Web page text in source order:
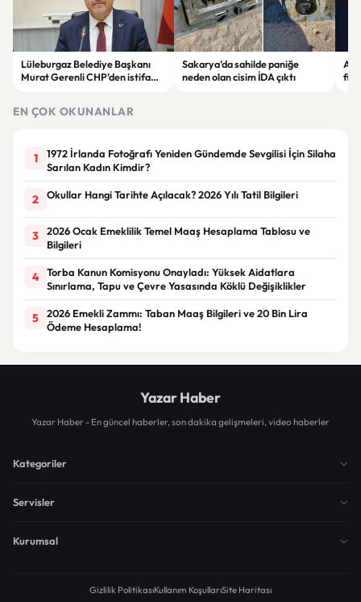
Lüleburgaz Belediye Başkanı
Murat Gerenli CHP’den istifa
Sakarya'da sahilde paniğe
neden olan cisim İDA çıktı
EN ÇOK OKUNANLAR
1
1972 İrlanda Fotoğrafı Yeniden Gündemde Sevgilisi İçin Silaha
Sarılan Kadın Kimdir?
2 Okullar Hangi Tarihte Açılacak? 2026 Yılı Tatil Bilgileri
3
2026 Ocak Emeklilik Temel Maaş Hesaplama Tablosu ve
Bilgileri
4
Torba Kanun Komisyonu Onayladı: Yüksek Aidatlara
Sınırlama, Tapu ve Çevre Yasasında Köklü Değişiklikler
5
2026 Emekli Zammı: Taban Maaş Bilgileri ve 20 Bin Lira
Ödeme Hesaplama!
Yazar Haber
Yazar Haber - En güncel haberler, son dakika gelişmeleri, video haberler
Kategoriler
Servisler
Kurumsal
Gizlilik PolitikasıKullanım KoşullarıSite Haritası